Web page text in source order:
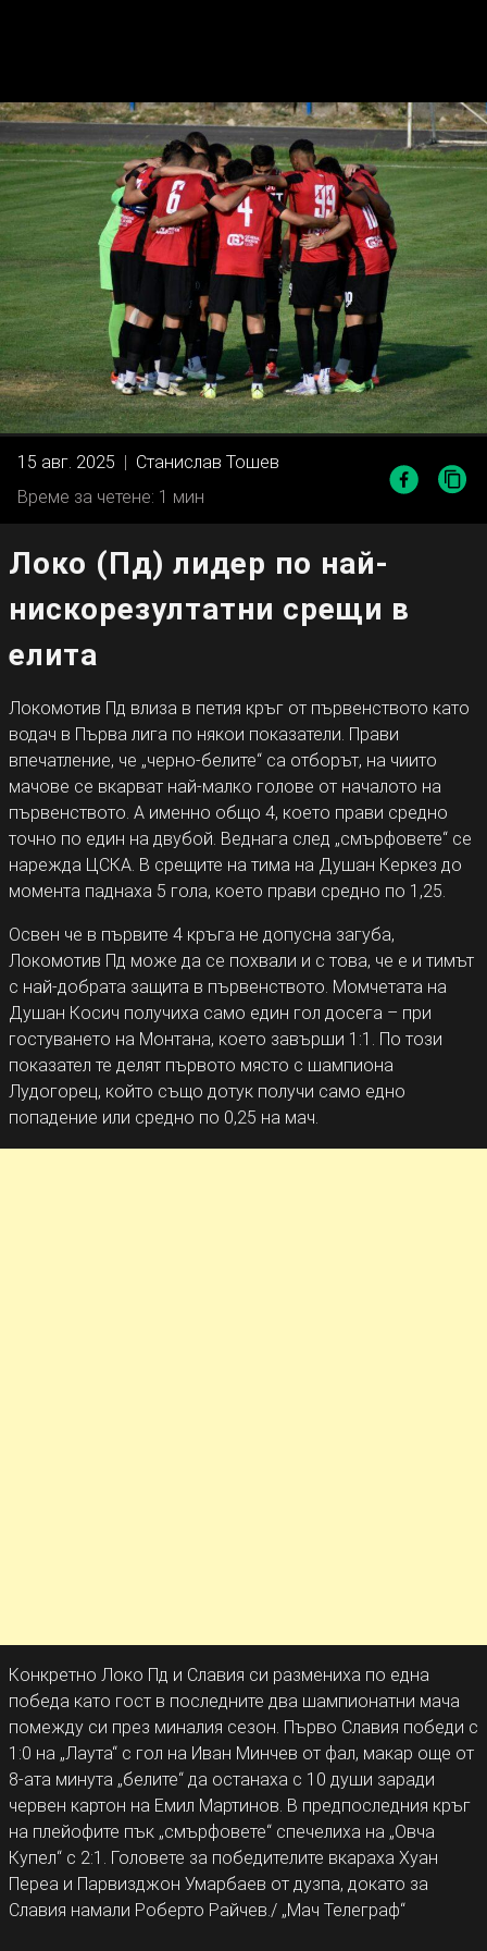
15 авг. 2025
Станислав Тошев
Време за четене: 1 мин
Локо (Пд) лидер по най-
нискорезултатни срещи в
елита
Локомотив Пд влиза в петия кръг от първенството като
водач в Първа лига по някои показатели. Прави
впечатление, че „черно-белите“ са отборът, на чиито
мачове се вкарват най-малко голове от началото на
първенството. А именно общо 4, което прави средно
точно по един на двубой. Веднага след „смърфовете“ се
нарежда ЦСКА. В срещите на тима на Душан Керкез до
момента паднаха 5 гола, което прави средно по 1,25.
Освен че в първите 4 кръга не допусна загуба,
Локомотив Пд може да се похвали и с това, че е и тимът
с най-добрата защита в първенството. Момчетата на
Душан Косич получиха само един гол досега – при
гостуването на Монтана, което завърши 1:1. По този
показател те делят първото място с шампиона
Лудогорец, който също дотук получи само едно
попадение или средно по 0,25 на мач.
Конкретно Локо Пд и Славия си размениха по една
победа като гост в последните два шампионатни мача
помежду си през миналия сезон. Първо Славия победи с
1:0 на „Лаута“ с гол на Иван Минчев от фал, макар още от
8-ата минута „белите“ да останаха с 10 души заради
червен картон на Емил Мартинов. В предпоследния кръг
на плейофите пък „смърфовете“ спечелиха на „Овча
Купел“ с 2:1. Головете за победителите вкараха Хуан
Переа и Парвизджон Умарбаев от дузпа, докато за
Славия намали Роберто Райчев./ „Мач Телеграф“